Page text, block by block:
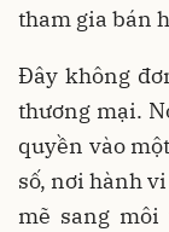
tham gia bán
Đây không
thương mại.
quyền vào
số, nơi hành
mẽ sang